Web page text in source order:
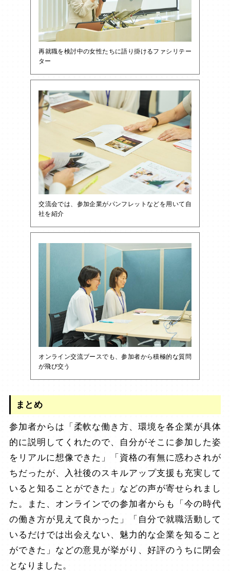
再就職を検討中の女性たちに語り掛けるファシリテー
ター
交流会では、参加企業がパンフレットなどを用いて自
社を紹介
オンライン交流ブースでも、参加者から積極的な質問
が飛び交う
まとめ
参加者からは「柔軟な働き方、環境を各企業が具体
的に説明してくれたので、自分がそこに参加した姿
をリアルに想像できた」「資格の有無に惑わされが
ちだったが、入社後のスキルアップ支援も充実して
いると知ることができた」などの声が寄せられまし
た。また、オンラインでの参加者からも「今の時代
の働き方が見えて良かった」「自分で就職活動して
いるだけでは出会えない、魅力的な企業を知ること
ができた」などの意見が挙がり、好評のうちに閉会
となりました。